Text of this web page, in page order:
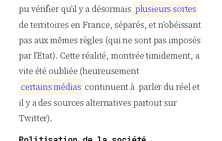
pu vérifier qu’il y a désormais plusieurs sortes
de territoires en France, séparés, et n’obéissant
pas aux mêmes règles (qui ne sont pas imposés
par l’Etat). Cette réalité, montrée timidement, a
vite été oubliée (heureusement
certainsmédias continuent à parler du réel et
il y a des sources alternatives partout sur
Twitter).